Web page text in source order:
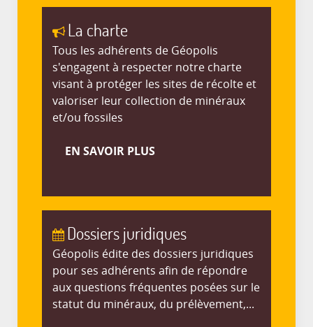
La charte
Tous les adhérents de Géopolis
s'engagent à respecter notre charte
visant à protéger les sites de récolte et
valoriser leur collection de minéraux
et/ou fossiles
EN SAVOIR PLUS
Dossiers juridiques
Géopolis édite des dossiers juridiques
pour ses adhérents afin de répondre
aux questions fréquentes posées sur le
statut du minéraux, du prélèvement,...